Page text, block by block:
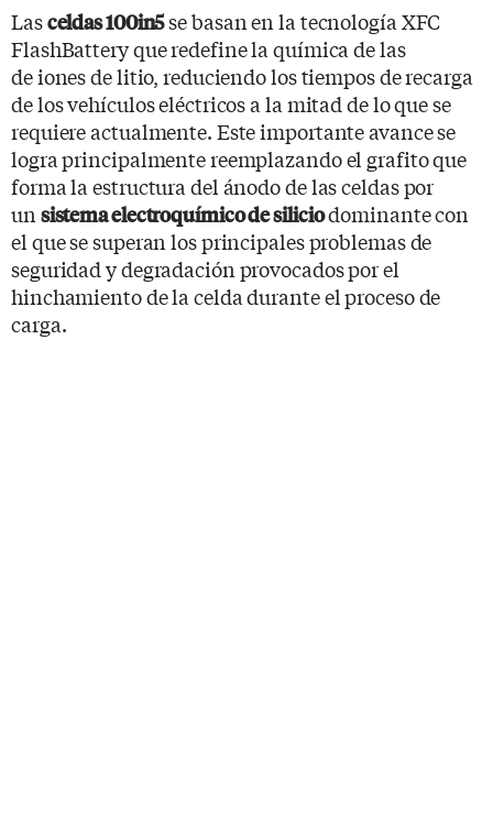
Lasceldas 100in5se basan en la tecnología XFC
FlashBattery que redefine la química de las
de iones de litio, reduciendo los tiempos de recarga
de los vehículos eléctricos a la mitad de lo que se
requiere actualmente. Este importante avance se
logra principalmente reemplazando el grafito que
forma la estructura del ánodo de las celdas por
un sistema electroquímico de siliciodominante con
el que se superan los principales problemas de
seguridad y degradación provocados por el
hinchamiento de la celda durante el proceso de
carga.